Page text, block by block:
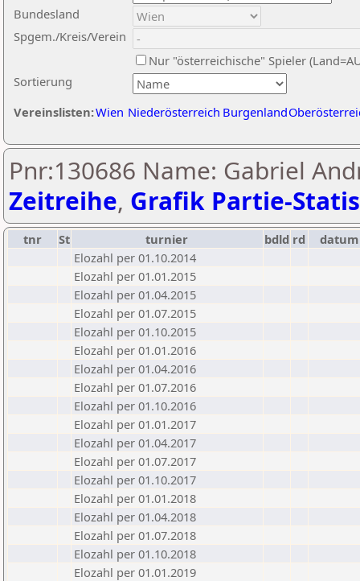
Sortierung
Bundesland
Spgem./Kreis/Verein
Nur "österreichische" Spieler
Vereinslisten:Wien Niederösterreich Burgenland
Pnr:130686 Name: Gabriel
Zeitreihe, Grafik Partie-
tnr St turnier bdld rd
datum
Elozahl per 01.10.2014
Elozahl per 01.01.2015
Elozahl per 01.04.2015
Elozahl per 01.07.2015
Elozahl per 01.10.2015
Elozahl per 01.01.2016
Elozahl per 01.04.2016
Elozahl per 01.07.2016
Elozahl per 01.10.2016
Elozahl per 01.01.2017
Elozahl per 01.04.2017
Elozahl per 01.07.2017
Elozahl per 01.10.2017
Elozahl per 01.01.2018
Elozahl per 01.04.2018
Elozahl per 01.07.2018
Elozahl per 01.10.2018
Elozahl per 01.01.2019